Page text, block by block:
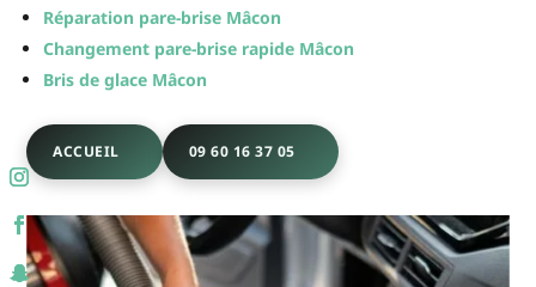
Réparation pare-brise Mâcon
Changement pare-brise rapide Mâcon
Bris de glace Mâcon
ACCUEIL 09 60 16 37 05